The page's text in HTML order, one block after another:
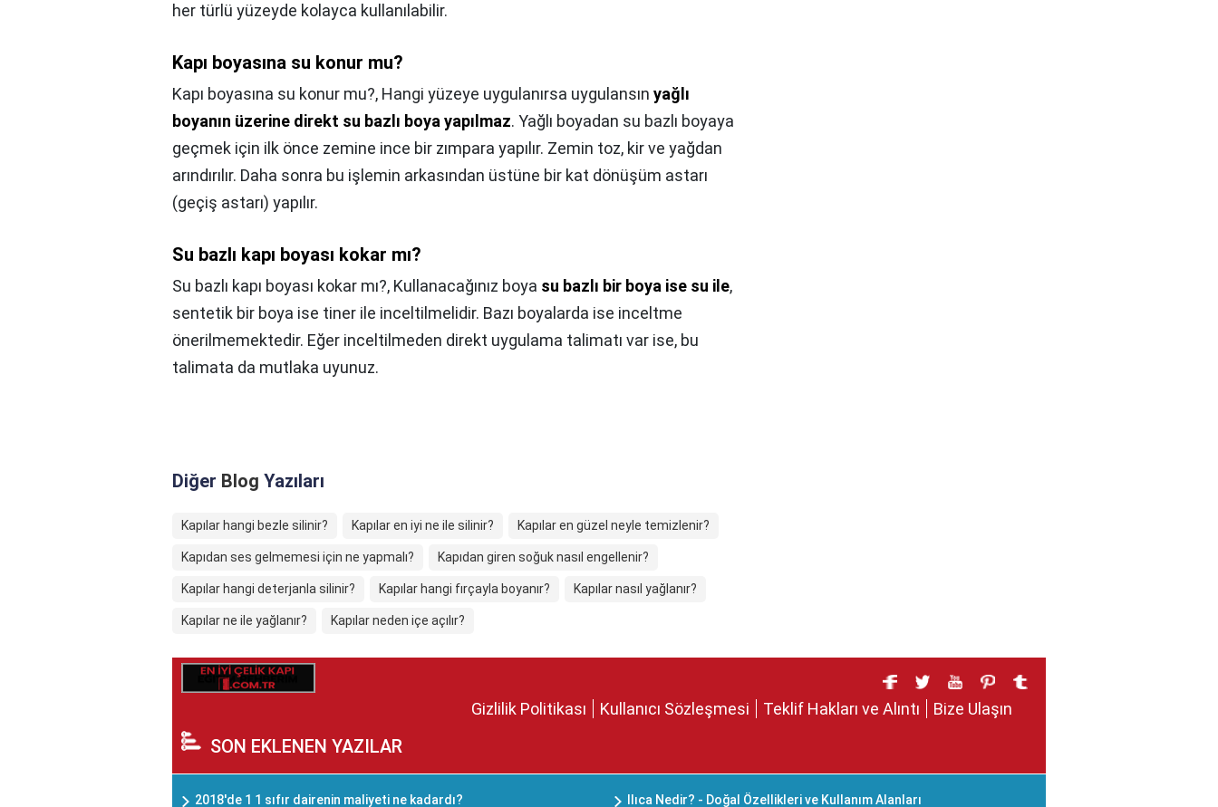
her türlü yüzeyde kolayca kullanılabilir.
Kapı boyasına su konur mu?
Kapı boyasına su konur mu?, Hangi yüzeye uygulanırsa uygulansın yağlı
boyanın üzerine direkt su bazlı boya yapılmaz. Yağlı boyadan su bazlı boyaya
geçmek için ilk önce zemine ince bir zımpara yapılır. Zemin toz, kir ve yağdan
arındırılır. Daha sonra bu işlemin arkasından üstüne bir kat dönüşüm astarı
(geçiş astarı) yapılır.
Su bazlı kapı boyası kokar mı?
Su bazlı kapı boyası kokar mı?, Kullanacağınız boya su bazlı bir boya ise su ile,
sentetik bir boya ise tiner ile inceltilmelidir. Bazı boyalarda ise inceltme
önerilmemektedir. Eğer inceltilmeden direkt uygulama talimatı var ise, bu
talimata da mutlaka uyunuz.
Diğer Blog Yazıları
Kapılar hangi bezle silinir? Kapılar en iyi ne ile silinir? Kapılar en güzel neyle temizlenir?
Kapıdan ses gelmemesi için ne yapmalı? Kapıdan giren soğuk nasıl engellenir?
Kapılar hangi deterjanla silinir? Kapılar hangi fırçayla boyanır? Kapılar nasıl yağlanır?
Kapılar ne ile yağlanır? Kapılar neden içe açılır?
Gizlilik Politikası Kullanıcı Sözleşmesi Teklif Hakları ve Alıntı Bize Ulaşın
SON EKLENEN YAZILAR
2018'de 1 1 sıfır dairenin maliyeti ne kadardı? Ilıca Nedir? - Doğal Özellikleri ve Kullanım Alanları